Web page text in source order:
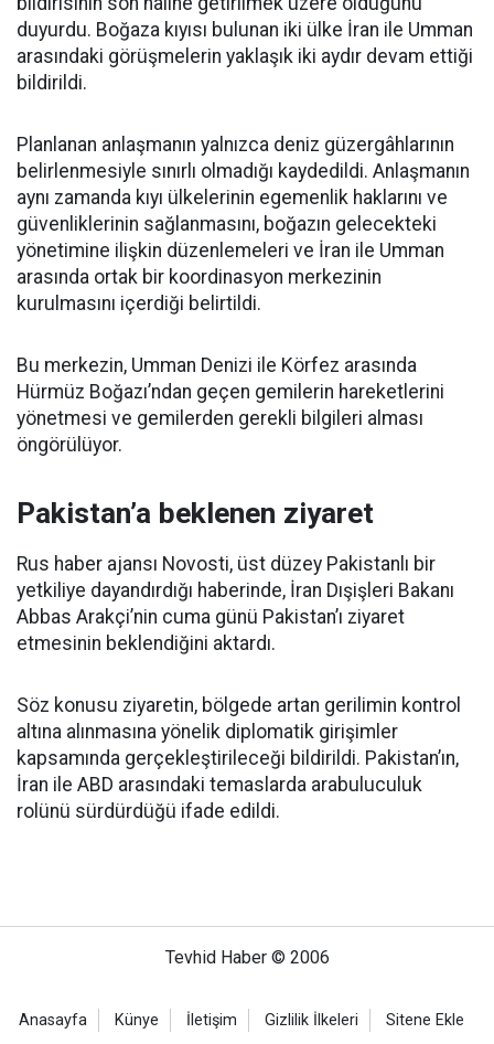
duyurdu. Boğaza kıyısı bulunan iki ülke İran ile Umman
arasındaki görüşmelerin yaklaşık iki aydır devam ettiği
bildirildi.
Planlanan anlaşmanın yalnızca deniz güzergâhlarının
belirlenmesiyle sınırlı olmadığı kaydedildi. Anlaşmanın
aynı zamanda kıyı ülkelerinin egemenlik haklarını ve
güvenliklerinin sağlanmasını, boğazın gelecekteki
yönetimine ilişkin düzenlemeleri ve İran ile Umman
arasında ortak bir koordinasyon merkezinin
kurulmasını içerdiği belirtildi.
Bu merkezin, Umman Denizi ile Körfez arasında
Hürmüz Boğazı’ndan geçen gemilerin hareketlerini
yönetmesi ve gemilerden gerekli bilgileri alması
öngörülüyor.
Pakistan’a beklenen ziyaret
Rus haber ajansı Novosti, üst düzey Pakistanlı bir
yetkiliye dayandırdığı haberinde, İran Dışişleri Bakanı
Abbas Arakçi’nin cuma günü Pakistan’ı ziyaret
etmesinin beklendiğini aktardı.
Söz konusu ziyaretin, bölgede artan gerilimin kontrol
altına alınmasına yönelik diplomatik girişimler
kapsamında gerçekleştirileceği bildirildi. Pakistan’ın,
İran ile ABD arasındaki temaslarda arabuluculuk
rolünü sürdürdüğü ifade edildi.
Tevhid Haber © 2006
Anasayfa Künye İletişim Gizlilik İlkeleri Sitene Ekle